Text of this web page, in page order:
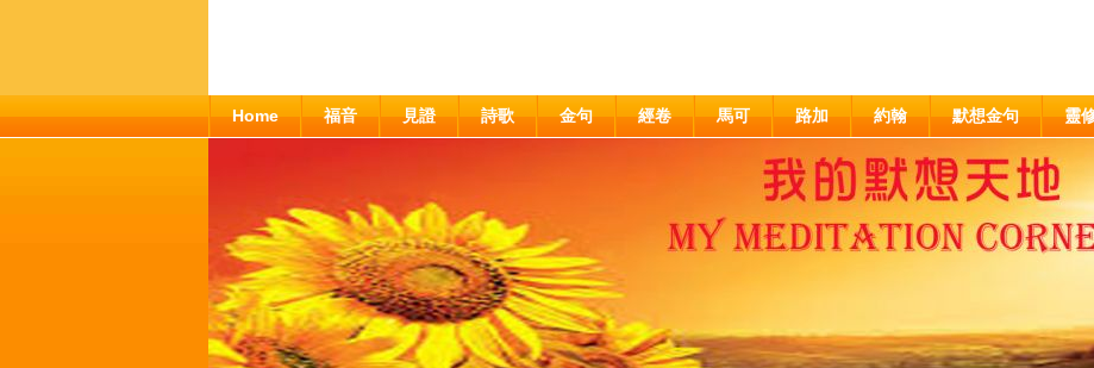
Home 福音 見證 詩歌 金句 經卷 馬可 路加 約翰 默想金句 靈